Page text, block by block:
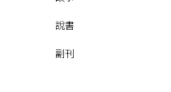
說書
副刊